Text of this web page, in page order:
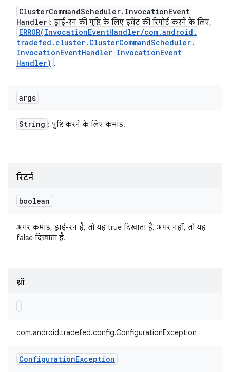
ClusterCommandScheduler. InvocationEvent
Handler : ड्राई-रन की पुष्टि के लिए इवेंट की रिपोर्ट करने के लिए,
ERROR(InvocationEventHandler/com.android .
tradefed . cluster. ClusterCommandScheduler.
InvocationEventHandler InvocationEvent
Handler) .
args
String : पुष्टि करने के लिए कमांड.
रिटर्न
boolean
अगर कमांड, ड्राई-रन है, तो यह true दिखाता है. अगर नहीं, तो यह
false दिखाता है.
थ्रॉ
com.android.tradefed.config.ConfigurationException
ConfigurationException